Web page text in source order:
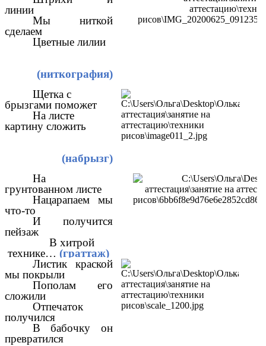
линии
Мы ниткой
сделаем
Цветные лилии
(ниткография)
Щетка с
брызгами поможет
На листе
картину сложить
(набрызг)
На
грунтованном листе
Нацарапаем мы
что-то
И получится
пейзаж
В хитрой
технике…(граттаж)
Листик краской
мы покрыли
Пополам его
сложили
Отпечаток
получился
В бабочку он
превратился